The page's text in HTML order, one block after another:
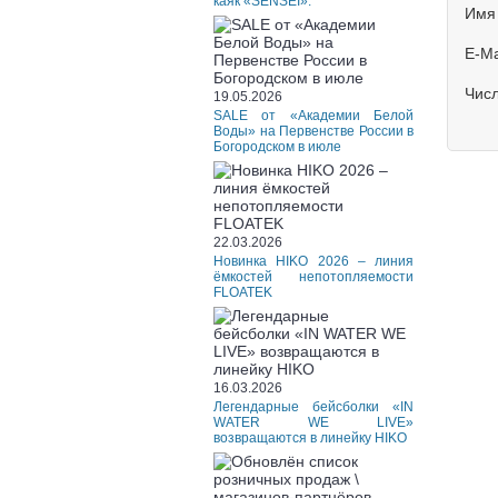
19.05.2026
SALE от «Академии Белой
Воды» на Первенстве России в
Богородском в июле
22.03.2026
Новинка HIKO 2026 – линия
ёмкостей непотопляемости
FLOATEK
16.03.2026
Легендарные бейсболки «IN
WATER WE LIVE»
возвращаются в линейку HIKO
Имя
E-